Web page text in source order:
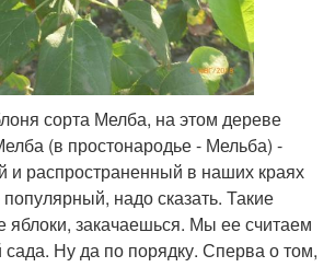
сорта Мелба, на этом дереве
(в простонародье - Мельба) -
и распространенный в наших краях
надо сказать. Такие
яблоки, закачаешься. Мы ее считаем
сада. Ну да по порядку. Сперва о том,